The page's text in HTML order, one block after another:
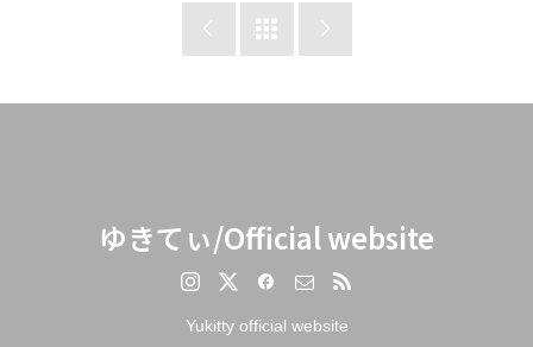
  
ゆきてぃ/Official website
Yukitty official website